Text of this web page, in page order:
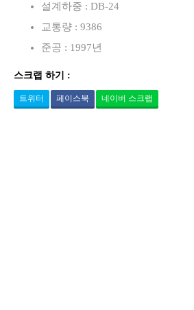
설계하중 : DB-24
교통량 : 9386
준공 : 1997년
스크랩 하기 :
트위터 페이스북 네이버 스크랩